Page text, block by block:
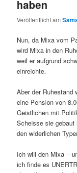
haben
Veröffentlicht am
Nun, da Mixa vom
wird Mixa in den
weil er aufgrund
einreichte.
Aber der Ruhestand
eine Pension von
Geistlichen mit
Scheisse sie gebaut
den widerlichen
Ich will den Mixa –
ich finde es